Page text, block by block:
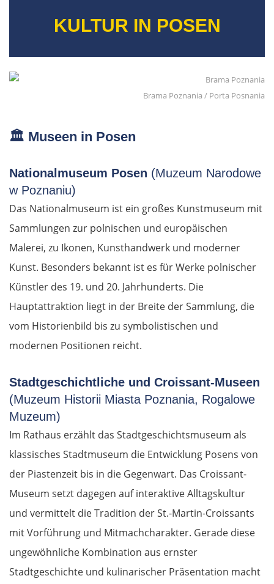
KULTUR IN POSEN
Brama Poznania / Porta Posnania
🏛️ Museen in Posen
Nationalmuseum Posen (Muzeum Narodowe
w Poznaniu)
Das Nationalmuseum ist ein großes Kunstmuseum mit
Sammlungen zur polnischen und europäischen
Malerei, zu Ikonen, Kunsthandwerk und moderner
Kunst. Besonders bekannt ist es für Werke polnischer
Künstler des 19. und 20. Jahrhunderts. Die
Hauptattraktion liegt in der Breite der Sammlung, die
vom Historienbild bis zu symbolistischen und
modernen Positionen reicht.
Stadtgeschichtliche und Croissant-Museen
(Muzeum Historii Miasta Poznania, Rogalowe
Muzeum)
Im Rathaus erzählt das Stadtgeschichtsmuseum als
klassisches Stadtmuseum die Entwicklung Posens von
der Piastenzeit bis in die Gegenwart. Das Croissant-
Museum setzt dagegen auf interaktive Alltagskultur
und vermittelt die Tradition der St.-Martin-Croissants
mit Vorführung und Mitmachcharakter. Gerade diese
ungewöhnliche Kombination aus ernster
Stadtgeschichte und kulinarischer Präsentation macht